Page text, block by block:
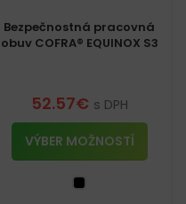
Bezpečnostná pracovná
obuv COFRA® EQUINOX S3
52.57€ s DPH
VÝBER MOŽNOSTÍ